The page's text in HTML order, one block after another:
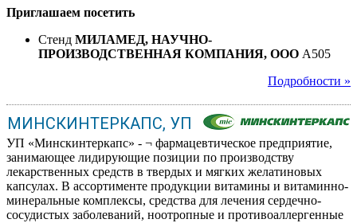
Приглашаем посетить
Стенд МИЛАМЕД, НАУЧНО-
ПРОИЗВОДСТВЕННАЯ КОМПАНИЯ, ООО A505
Подробности »
МИНСКИНТЕРКАПС, УП
УП «Минскинтеркапс» - ¬ фармацевтическое предприятие,
занимающее лидирующие позиции по производству
лекарственных средств в твердых и мягких желатиновых
капсулах. В ассортименте продукции витамины и витаминно-
минеральные комплексы, средства для лечения сердечно-
сосудистых заболеваний, ноотропные и противоаллергенные